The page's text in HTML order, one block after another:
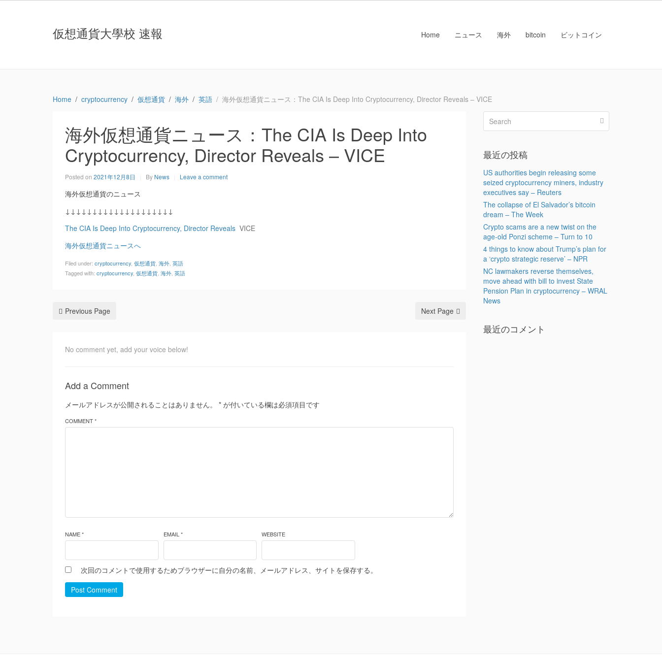
仮想通貨大學校 速報 Home ニュース 海外 bitcoin ビットコイン
Home cryptocurrency 仮想通貨 海外 英語 海外仮想通貨ニュース：The CIA Is Deep Into Cryptocurrency, Director Reveals – VICE
海外仮想通貨ニュース：The CIA Is Deep Into
Cryptocurrency, Director Reveals – VICE
Posted on 2021年12月8日 By News Leave a comment
海外仮想通貨のニュース
↓↓↓↓↓↓↓↓↓↓↓↓↓↓↓↓↓↓↓↓
The CIA Is Deep Into Cryptocurrency, Director Reveals VICE
海外仮想通貨ニュースへ
Filed under: cryptocurrency 仮想通貨 海外 英語
Tagged with: cryptocurrency 仮想通貨 海外 英語
Previous Page Next Page
No comment yet, add your voice below!
Add a Comment
メールアドレスが公開されることはありません。 * が付いている欄は必須項目です
COMMENT *
NAME * EMAIL * WEBSITE
次回のコメントで使用するためブラウザーに自分の名前、メールアドレス、サイトを保存する。
Post Comment
最近の投稿
US authorities begin releasing some
seized cryptocurrency miners, industry
executives say – Reuters
The collapse of El Salvador’s bitcoin
dream – The Week
Crypto scams are a new twist on the
age-old Ponzi scheme – Turn to 10
4 things to know about Trump’s plan for
a ‘crypto strategic reserve’ – NPR
NC lawmakers reverse themselves,
move ahead with bill to invest State
Pension Plan in cryptocurrency – WRAL
News
最近のコメント